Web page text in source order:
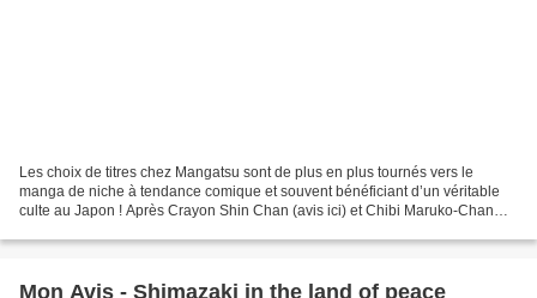
Les choix de titres chez Mangatsu sont de plus en plus tournés vers le
manga de niche à tendance comique et souvent bénéficiant d’un véritable
culte au Japon ! Après Crayon Shin Chan (avis ici) et Chibi Maruko-Chan
Mon Avis - Shimazaki in the land of peace